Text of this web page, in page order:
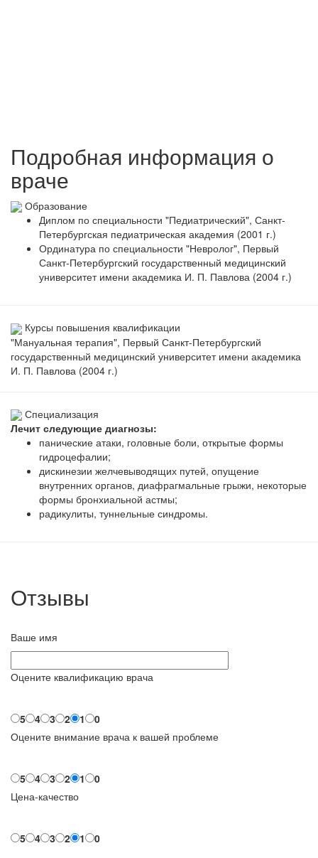
Подробная информация о
враче
Образование
Диплом по специальности "Педиатрический", Санкт-
Петербургская педиатрическая академия (2001 г.)
Ординатура по специальности "Невролог", Первый
Санкт-Петербургский государственный медицинский
университет имени академика И. П. Павлова (2004 г.)
Курсы повышения квалификации
"Мануальная терапия", Первый Санкт-Петербургский
государственный медицинский университет имени академика
И. П. Павлова (2004 г.)
Специализация
Лечит следующие диагнозы:
панические атаки, головные боли, открытые формы
гидроцефалии;
дискинезии желчевыводящих путей, опущение
внутренних органов, диафрагмальные грыжи, некоторые
формы бронхиальной астмы;
радикулиты, туннельные синдромы.
Отзывы
Ваше имя
Оцените квалификацию врача
5 4 3 2 1
0
Оцените внимание врача к вашей проблеме
5 4 3 2 1
0
Цена-качество
5 4 3 2 1 0